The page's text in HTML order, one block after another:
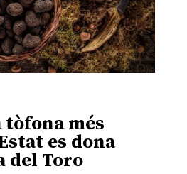
tòfona més
es dona
del Toro